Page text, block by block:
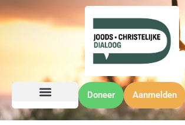
Doneer Aanmelden